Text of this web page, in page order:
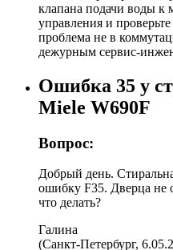
клапана подачи воды к
управления и
проблема не в
дежурным сервис-
Ошибка 35 у
Miele W690F
Вопрос:
Добрый день.
ошибку F35. Дверца не
что делать?
Галина
(Санкт-Петербург,